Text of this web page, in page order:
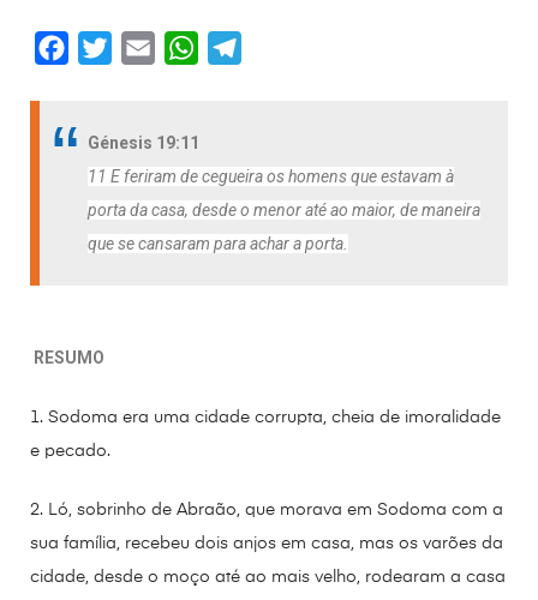
e
t
t
e
r
l
W
s
A
p
g
r
a
Génesis 19:11
11 E feriram de cegueira os homens que estavam à
porta da casa, desde o menor até ao maior, de maneira
que se cansaram para achar a porta
RESUMO
1. Sodoma era uma cidade corrupta, cheia de imoralidade
e pecado.
2. Ló, sobrinho de Abraão, que morava em Sodoma com a
sua família, recebeu dois anjos em casa, mas os varões da
cidade, desde o moço até ao mais velho, rodearam a casa